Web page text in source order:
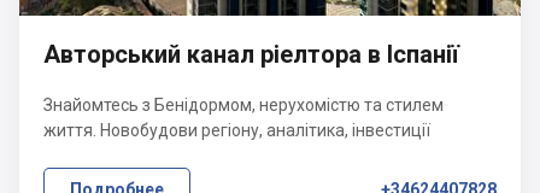
Авторський канал ріелтора в Іспанії
Знайомтесь з Бенідормом, нерухомістю та стилем
життя. Новобудови регіону, аналітика, інвестиції